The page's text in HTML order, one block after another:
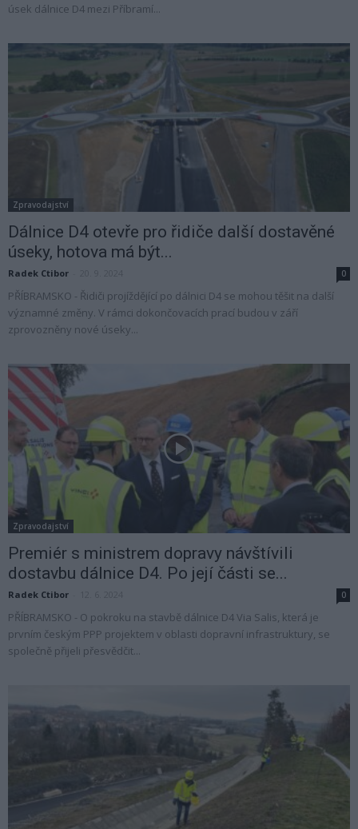
úsek dálnice D4 mezi Příbramí...
Zpravodajství
Dálnice D4 otevře pro řidiče další dostavěné
úseky, hotova má být...
Radek Ctibor 0
PŘÍBRAMSKO - Řidiči projíždějící po dálnici D4 se mohou těšit na další
významné změny. V rámci dokončovacích prací budou v září
zprovozněny nové úseky...
Zpravodajství
Premiér s ministrem dopravy návštívili
dostavbu dálnice D4. Po její části se...
Radek Ctibor 0
PŘÍBRAMSKO - O pokroku na stavbě dálnice D4 Via Salis, která je
prvním českým PPP projektem v oblasti dopravní infrastruktury, se
společně přijeli přesvědčit...